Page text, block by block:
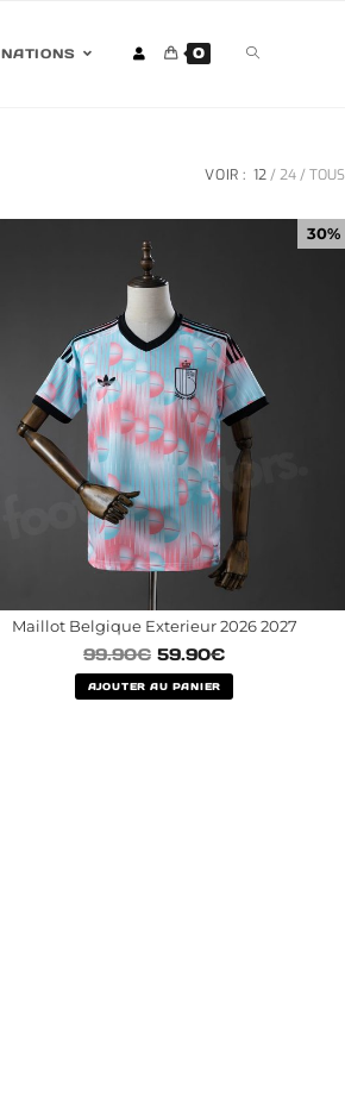
NATIONS 0
VOIR : 12 24 TOUS
30%
Maillot Belgique Exterieur 2026 2027
99.90€ 59.90€
AJOUTER AU PANIER